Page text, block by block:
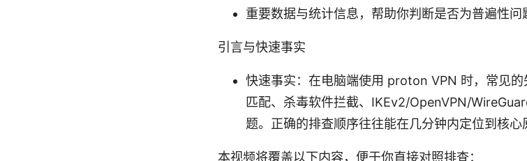
重要数据与统计信息，帮助你判断是否为普遍性问
引言与快速事实
快速事实：在电脑端使用 proton VPN 时，常见
匹配、杀毒软件拦截、IKEv2/OpenVPN/
题。正确的排查顺序往往能在几分钟内定位到核心
本视频将覆盖以下内容，便于你直接对照排查：